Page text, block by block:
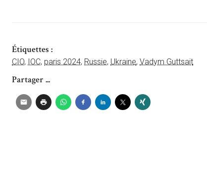
Étiquettes :
CIO, IOC, paris 2024, Russie, Ukraine, Vadym Guttsait
Partager ...